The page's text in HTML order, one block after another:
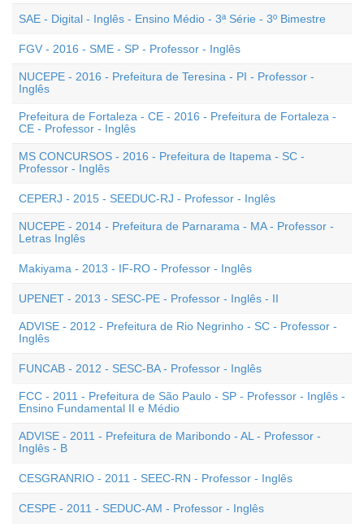
SAE - Digital - Inglês - Ensino Médio - 3ª Série - 3º Bimestre
FGV - 2016 - SME - SP - Professor - Inglês
NUCEPE - 2016 - Prefeitura de Teresina - PI - Professor -
Inglês
Prefeitura de Fortaleza - CE - 2016 - Prefeitura de Fortaleza -
CE - Professor - Inglês
MS CONCURSOS - 2016 - Prefeitura de Itapema - SC -
Professor - Inglês
CEPERJ - 2015 - SEEDUC-RJ - Professor - Inglês
NUCEPE - 2014 - Prefeitura de Parnarama - MA - Professor -
Letras Inglês
Makiyama - 2013 - IF-RO - Professor - Inglês
UPENET - 2013 - SESC-PE - Professor - Inglês - II
ADVISE - 2012 - Prefeitura de Rio Negrinho - SC - Professor -
Inglês
FUNCAB - 2012 - SESC-BA - Professor - Inglês
FCC - 2011 - Prefeitura de São Paulo - SP - Professor - Inglês -
Ensino Fundamental II e Médio
ADVISE - 2011 - Prefeitura de Maribondo - AL - Professor -
Inglês - B
CESGRANRIO - 2011 - SEEC-RN - Professor - Inglês
CESPE - 2011 - SEDUC-AM - Professor - Inglês